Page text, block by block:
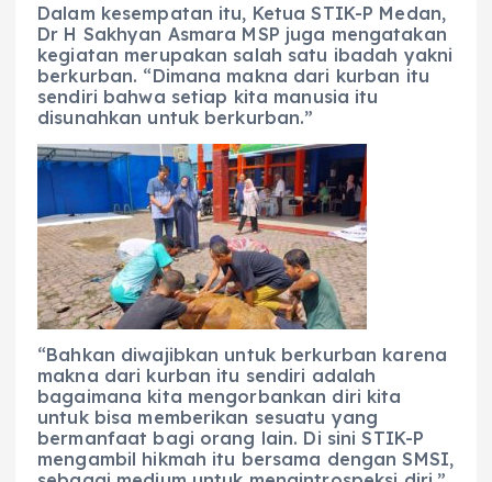
Dalam kesempatan itu, Ketua STIK-P Medan,
Dr H Sakhyan Asmara MSP juga mengatakan
kegiatan merupakan salah satu ibadah yakni
berkurban. “Dimana makna dari kurban itu
sendiri bahwa setiap kita manusia itu
disunahkan untuk berkurban.”
“Bahkan diwajibkan untuk berkurban karena
makna dari kurban itu sendiri adalah
bagaimana kita mengorbankan diri kita
untuk bisa memberikan sesuatu yang
bermanfaat bagi orang lain. Di sini STIK-P
mengambil hikmah itu bersama dengan SMSI,